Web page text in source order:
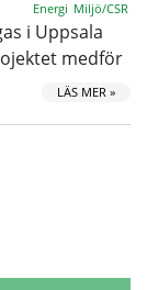
Energi Miljö/CSR
i Uppsala
medför
LÄS MER »